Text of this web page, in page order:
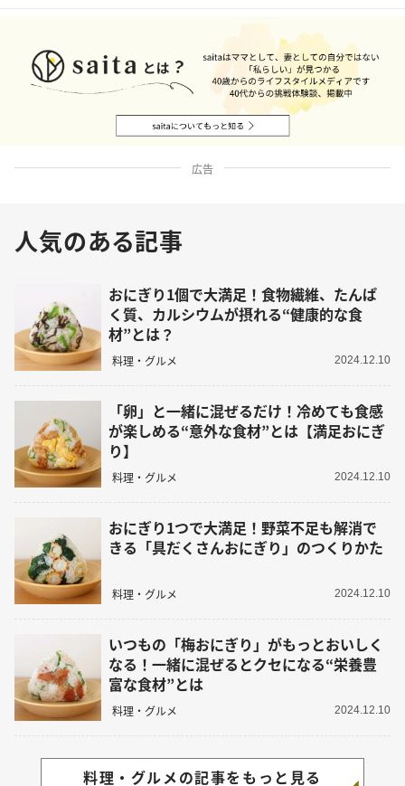
広告
人気のある記事
おにぎり1個で大満足！食物繊維、たんぱ
く質、カルシウムが摂れる“健康的な食
材”とは？
料理・グルメ 2024.12.10
「卵」と一緒に混ぜるだけ！冷めても食感
が楽しめる“意外な食材”とは【満足おにぎ
り】
料理・グルメ 2024.12.10
おにぎり1つで大満足！野菜不足も解消で
きる「具だくさんおにぎり」のつくりかた
料理・グルメ 2024.12.10
いつもの「梅おにぎり」がもっとおいしく
なる！一緒に混ぜるとクセになる“栄養豊
富な食材”とは
料理・グルメ 2024.12.10
料理・グルメの記事をもっと見る